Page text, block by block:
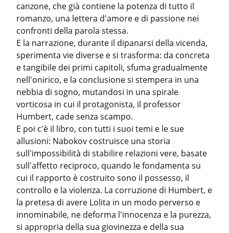
canzone, che già contiene la potenza di tutto il
romanzo, una lettera d'amore e di passione nei
confronti della parola stessa.
E la narrazione, durante il dipanarsi della vicenda,
sperimenta vie diverse e si trasforma: da concreta
e tangibile dei primi capitoli, sfuma gradualmente
nell'onirico, e la conclusione si stempera in una
nebbia di sogno, mutandosi in una spirale
vorticosa in cui il protagonista, il professor
Humbert, cade senza scampo.
E poi c'è il libro, con tutti i suoi temi e le sue
allusioni: Nabokov costruisce una storia
sull'impossibilità di stabilire relazioni vere, basate
sull'affetto reciproco, quando le fondamenta su
cui il rapporto è costruito sono il possesso, il
controllo e la violenza. La corruzione di Humbert, e
la pretesa di avere Lolita in un modo perverso e
innominabile, ne deforma l'innocenza e la purezza,
si appropria della sua giovinezza e della sua